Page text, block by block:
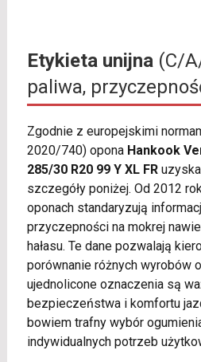
Etykieta unijna(C/
paliwa,
Zgodnie z europejskimi
2020/740) opona Hankook
285/30 R20 99 Y XL FR
szczegóły poniżej. Od 2012
oponach standaryzują
przyczepności na mokrej
hałasu. Te dane pozwalają
porównanie różnych wyrobów
ujednolicone oznaczenia są
bezpieczeństwa i komfortu
bowiem trafny wybór
indywidualnych potrzeb